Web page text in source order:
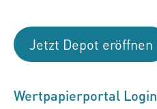
Jetzt Depot eröffnen
Wertpapierportal Login